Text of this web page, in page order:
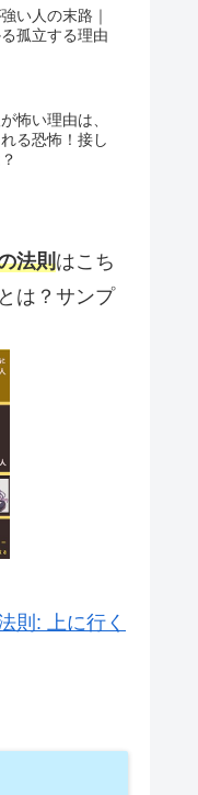
い人の末路｜
孤立する理由
怖い理由は、
る恐怖！接し
法則はこち
は？サンプ
則: 上に行く